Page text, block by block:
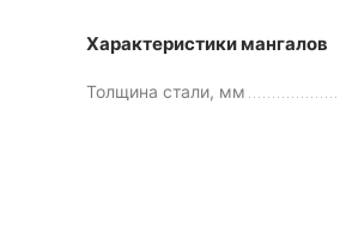
Характеристики мангалов
Толщина стали, мм